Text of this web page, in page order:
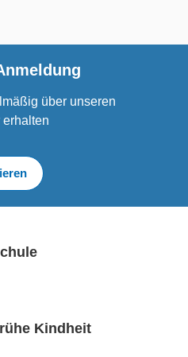
über unseren
erhalten
Kindheit